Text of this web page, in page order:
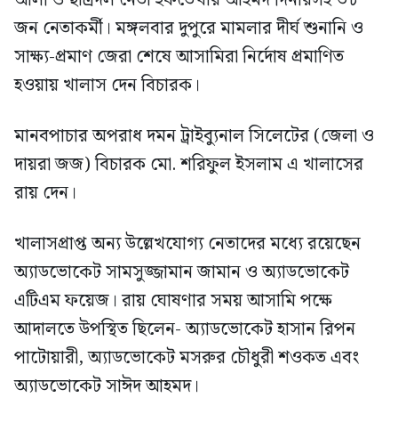
জন নেতাকর্মী। মঙ্গলবার দুপুরে মামলার দীর্ঘ শুনানি ও
সাক্ষ্য-প্রমাণ জেরা শেষে আসামিরা নির্দোষ প্রমাণিত
হওয়ায় খালাস দেন বিচারক।
মানবপাচার অপরাধ দমন ট্রাইব্যুনাল সিলেটের (জেলা ও
দায়রা জজ) বিচারক মো. শরিফুল ইসলাম এ খালাসের
রায় দেন।
খালাসপ্রাপ্ত অন্য উল্লেখযোগ্য নেতাদের মধ্যে রয়েছেন
অ্যাডভোকেট সামসুজ্জামান জামান ও অ্যাডভোকেট
এটিএম ফয়েজ। রায় ঘোষণার সময় আসামি পক্ষে
আদালতে উপস্থিত ছিলেন- অ্যাডভোকেট হাসান রিপন
পাটোয়ারী, অ্যাডভোকেট মসরুর চৌধুরী শওকত এবং
অ্যাডভোকেট সাঈদ আহমদ।